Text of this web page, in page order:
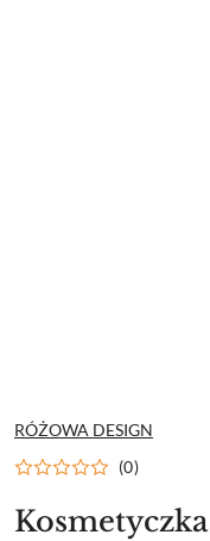
NAZWA
PRODUCENTA:
RÓŻOWA DESIGN
(0)